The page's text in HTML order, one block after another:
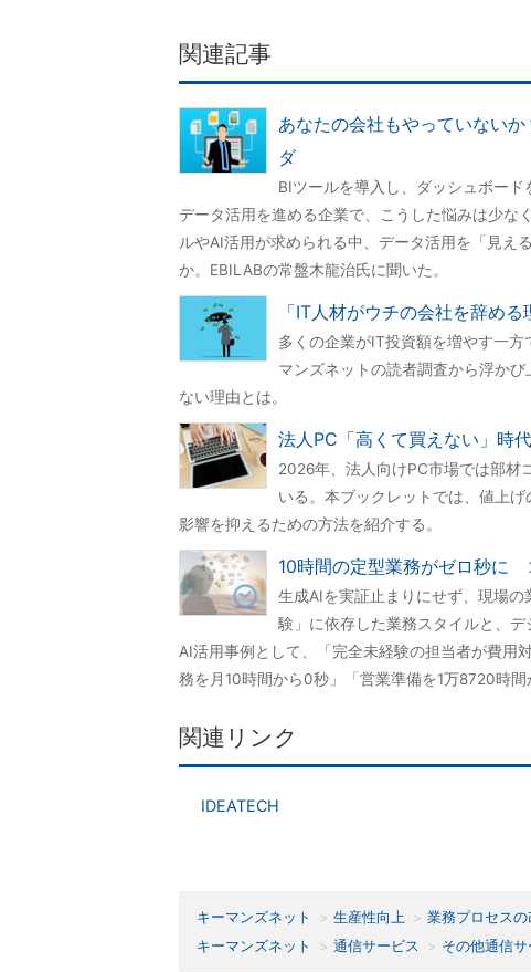
関連記事
あなたの会社もやっていない
ダ
BIツールを導入し、ダッシュボー
データ活用を進める企業で、こうした悩みは少な
ルやAI活用が求められる中、データ活用を「見え
か。EBILABの常盤木龍治氏に聞いた。
「IT人材がウチの会社を辞め
多くの企業がIT投資額を増やす一
マンズネットの読者調査から浮か
ない理由とは。
法人PC「高くて買えない」時
2026年、法人向けPC市場では部材
いる。本ブックレットでは、値上
影響を抑えるための方法を紹介する。
10時間の定型業務がゼロ秒に
生成AIを実証止まりにせず、現場
験」に依存した業務スタイルと、
AI活用事例として、「完全未経験の担当者が費用
務を月10時間から0秒」「営業準備を1万8720時
関連リンク
IDEATECH
キーマンズネット 生産性向上 業務プロセスの
キーマンズネット
通信サービス その他通信